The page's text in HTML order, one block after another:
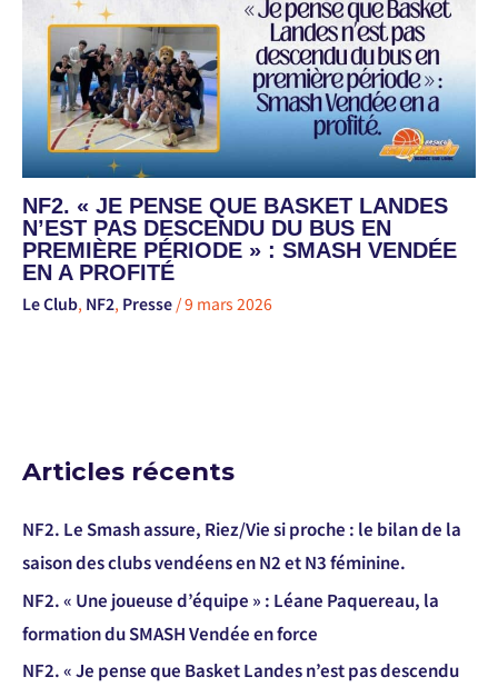
NF2. « JE PENSE QUE BASKET LANDES
N’EST PAS DESCENDU DU BUS EN
PREMIÈRE PÉRIODE » : SMASH VENDÉE
EN A PROFITÉ
Le Club, NF2, Presse /9 mars 2026
Articles récents
NF2. Le Smash assure, Riez/Vie si proche : le bilan de la
saison des clubs vendéens en N2 et N3 féminine.
NF2. « Une joueuse d’équipe » : Léane Paquereau, la
formation du SMASH Vendée en force
NF2. « Je pense que Basket Landes n’est pas descendu